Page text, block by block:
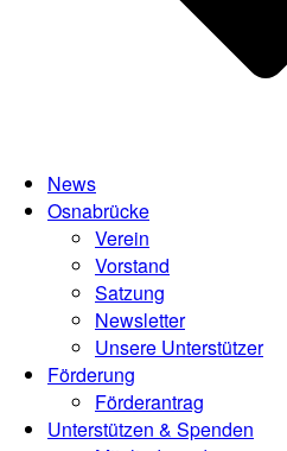
News
Osnabrücke
Verein
Vorstand
Satzung
Newsletter
Unsere Unterstützer
Förderung
Förderantrag
Unterstützen & Spenden